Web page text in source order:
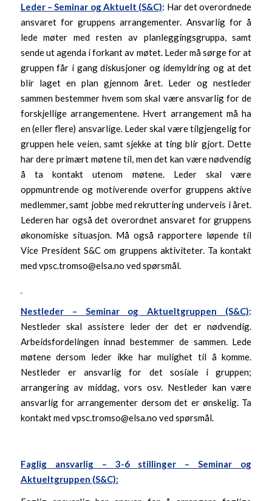
Leder – Seminar og Aktuelt (S&C): Har det overordnede
ansvaret for gruppens arrangementer. Ansvarlig for å
lede møter med resten av planleggingsgruppa, samt
sende ut agenda i forkant av møtet. Leder må sørge for at
gruppen får i gang diskusjoner og idemyldring og at det
blir laget en plan gjennom året. Leder og nestleder
sammen bestemmer hvem som skal være ansvarlig for de
forskjellige arrangementene. Hvert arrangement må ha
en (eller flere) ansvarlige. Leder skal være tilgjengelig for
gruppen hele veien, samt sjekke at ting blir gjort. Dette
har dere primært møtene til, men det kan være nødvendig
å ta kontakt utenom møtene. Leder skal være
oppmuntrende og motiverende overfor gruppens aktive
medlemmer, samt jobbe med rekruttering underveis i året.
Lederen har også det overordnet ansvaret for gruppens
økonomiske situasjon. Må også rapportere løpende til
Vice President S&C om gruppens aktiviteter. Ta kontakt
med vpsc.tromso@elsa.no ved spørsmål.
Nestleder – Seminar og Aktueltgruppen (S&C):
Nestleder skal assistere leder der det er nødvendig.
Arbeidsfordelingen innad bestemmer de sammen. Lede
møtene dersom leder ikke har mulighet til å komme.
Nestleder er ansvarlig for det sosiale i gruppen;
arrangering av middag, vors osv. Nestleder kan være
ansvarlig for arrangementer dersom det er ønskelig. Ta
kontakt med vpsc.tromso@elsa.no ved spørsmål.
Faglig ansvarlig – 3-6 stillinger – Seminar og
Aktueltgruppen (S&C):